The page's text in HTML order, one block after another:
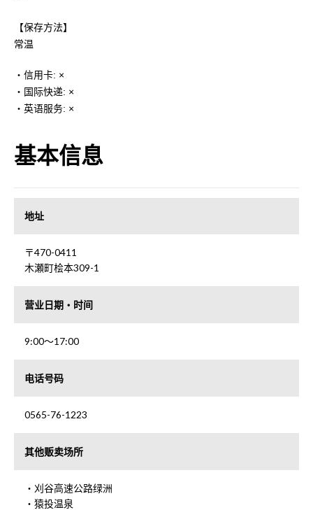
【保存方法】
常温
・信用卡: ×
・国际快递: ×
・英语服务: ×
基本信息
地址
〒470-0411
木瀬町桧本309-1
营业日期・时间
9:00～17:00
电话号码
0565-76-1223
其他贩卖场所
・刈谷高速公路绿洲
・猿投温泉